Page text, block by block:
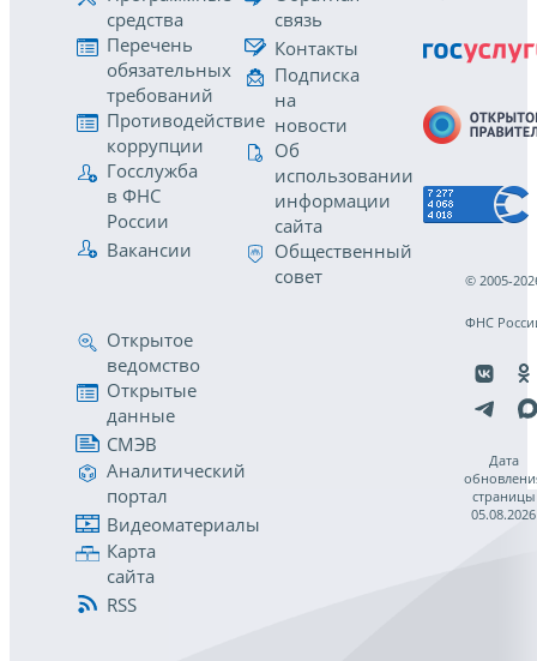
средства
Перечень
обязательных
требований
Противодействие
коррупции
Госслужба
в ФНС
России
Вакансии
связь
Контакты
Подписка
на
новости
Об
использовании
информации
сайта
Общественный
совет
Открытое
ведомство
Открытые
данные
СМЭВ
Аналитический
портал
Видеоматериалы
Карта
сайта
RSS
© 2005-
ФНС
Дата
страницы
05.08.2026